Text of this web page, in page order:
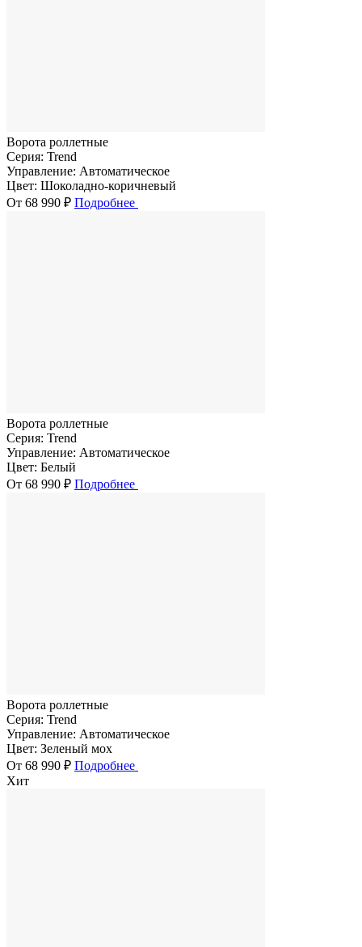
Ворота роллетные
Серия: Trend
Управление: Автоматическое
Цвет: Шоколадно-коричневый
От 68 990 ₽ Подробнее
Ворота роллетные
Серия: Trend
Управление: Автоматическое
Цвет: Белый
От 68 990 ₽ Подробнее
Ворота роллетные
Серия: Trend
Управление: Автоматическое
Цвет: Зеленый мох
От 68 990 ₽ Подробнее
Хит